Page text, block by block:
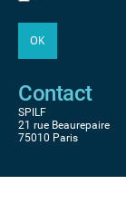
Contact
SPILF
21 rue Beaurepaire
75010 Paris